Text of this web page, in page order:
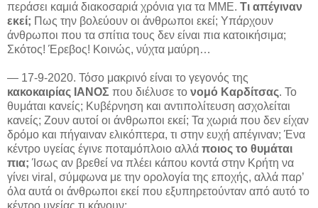
περάσει καμιά διακοσαριά χρόνια για τα ΜΜΕ. Τι απέγιναν
εκεί; Πως την βολεύουν οι άνθρωποι εκεί; Υπάρχουν
άνθρωποι που τα σπίτια τους δεν είναι πια κατοικήσιμα;
Σκότος! Έρεβος! Κοινώς, νύχτα μαύρη…
— 17-9-2020. Τόσο μακρινό είναι το γεγονός της
κακοκαιρίας ΙΑΝΟΣ που διέλυσε το νομό Καρδίτσας. Το
θυμάται κανείς; Κυβέρνηση και αντιπολίτευση ασχολείται
κανείς; Ζουν αυτοί οι άνθρωποι εκεί; Τα χωριά που δεν είχαν
δρόμο και πήγαιναν ελικόπτερα, τι στην ευχή απέγιναν; Ένα
κέντρο υγείας έγινε ποταμόπλοιο αλλά ποιος το θυμάται
πια; Ίσως αν βρεθεί να πλέει κάπου κοντά στην Κρήτη να
γίνει viral, σύμφωνα με την ορολογία της εποχής, αλλά παρ’
όλα αυτά οι άνθρωποι εκεί που εξυπηρετούνταν από αυτό το